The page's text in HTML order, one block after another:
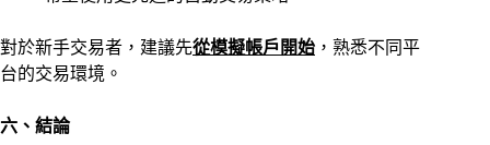
對於新手交易者，建議先從模擬帳戶開始 ，熟悉不同平
台的交易環境。
六、結論